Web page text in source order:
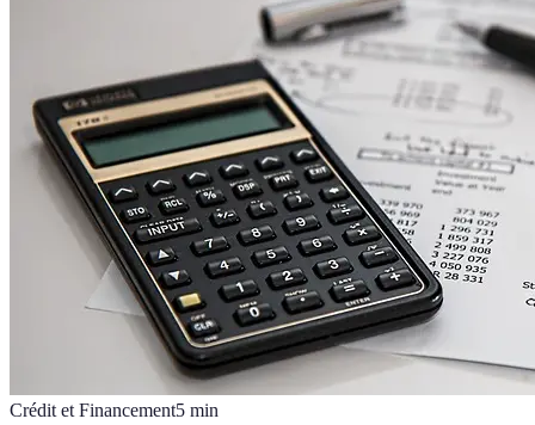
Crédit et Financement5 min